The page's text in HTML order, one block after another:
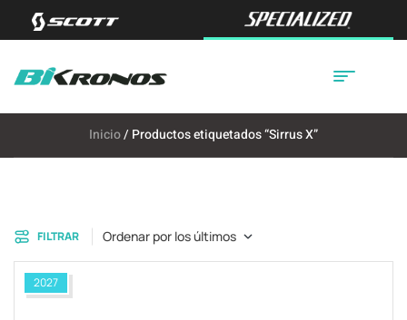
Inicio/ Productos etiquetados “Sirrus X”
FILTRAR Ordenar por los últimos
2027